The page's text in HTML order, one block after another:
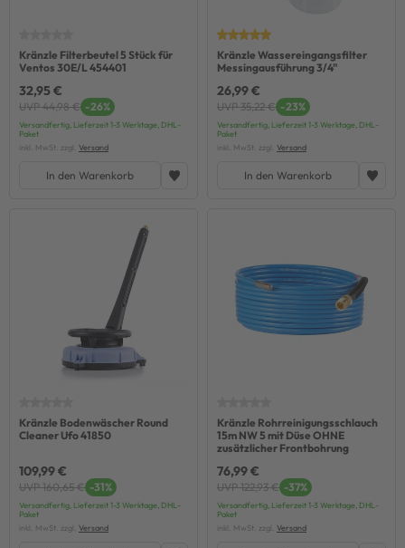
Kränzle Filterbeutel 5 Stück für
Ventos 30E/L 454401
32,95 €
UVP 44,98 € -26%
Versandfertig, Lieferzeit 1-3 Werktage, DHL-
Paket
inkl. MwSt. zzgl. Versand
In den Warenkorb
Kränzle Wassereingangsfilter
Messingausführung 3/4"
26,99 €
UVP 35,22 € -23%
Versandfertig, Lieferzeit 1-3 Werktage, DHL-
Paket
inkl. MwSt. zzgl. Versand
In den Warenkorb
Kränzle Bodenwäscher Round
Cleaner Ufo 41850
109,99 €
UVP 160,65 € -31%
Versandfertig, Lieferzeit 1-3 Werktage, DHL-
Paket
inkl. MwSt. zzgl. Versand
Kränzle Rohrreinigungsschlauch
15m NW 5 mit Düse OHNE
zusätzlicher Frontbohrung
76,99 €
UVP 122,93 € -37%
Versandfertig, Lieferzeit 1-3 Werktage, DHL-
Paket
inkl. MwSt. zzgl. Versand